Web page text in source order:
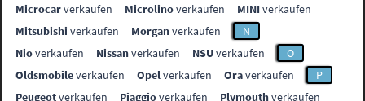
Microcarverkaufen Microlinoverkaufen MINIverkaufen
Mitsubishi verkaufen Morganverkaufen
N
Nioverkaufen Nissanverkaufen NSUverkaufen
O
Oldsmobileverkaufen Opelverkaufen Oraverkaufen
P
Peugeotverkaufen Piaggioverkaufen Plymouthverkaufen